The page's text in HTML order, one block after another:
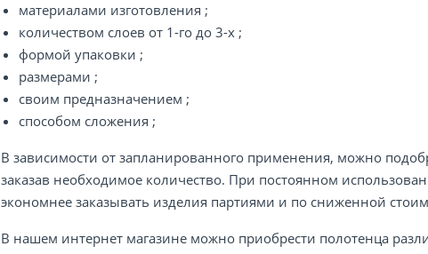
материалами изготовления ;
количеством слоев от 1-го до 3-х ;
формой упаковки ;
размерами ;
своим предназначением ;
способом сложения ;
В зависимости от запланированного применения, можно
заказав необходимое количество. При постоянном
экономнее заказывать изделия партиями и по сниженной
В нашем интернет магазине можно приобрести полотенца